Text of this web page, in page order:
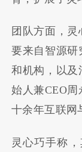
团队方面，
要来自智源研
和机构，以及
始人兼CEO
十余年互联网
灵心巧手称